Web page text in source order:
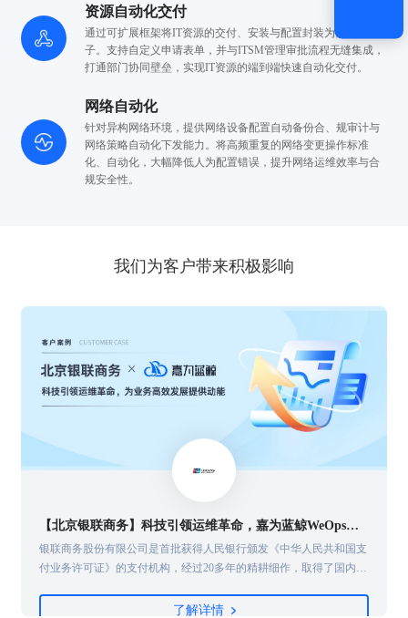
资源自动化交付
通过可扩展框架将IT资源的交付、安装与配置封装为自动化原
子。支持自定义申请表单，并与ITSM管理审批流程无缝集成，
打通部门协同壁垒，实现IT资源的端到端快速自动化交付。
网络自动化
针对异构网络环境，提供网络设备配置自动备份合、规审计与
网络策略自动化下发能力。将高频重复的网络变更操作标准
化、 自动化，大幅降低人为配置错误，提升网络运维效率与合
规安全性。
我们为客户带来积极影响
【北京银联商务】科技引领运维革命，嘉为蓝鲸WeOps打造运维新底座
银联商务股份有限公司是首批获得人民银行颁发《中华人民共和国支
付业务许可证》的支付机构，经过20多年的精耕细作，取得了国内收
绩，作为银联商务子公司的北京银联商务有限公司（以下简称“北京
了解详情